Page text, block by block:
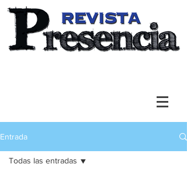
Entrada
Todas las entradas